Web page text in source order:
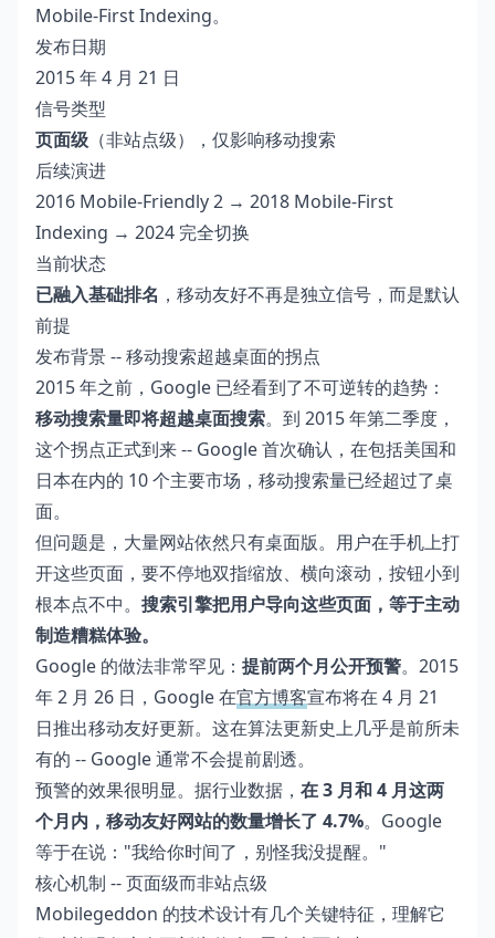
Mobile-First Indexing。
发布日期
2015 年 4 月 21 日
信号类型
页面级 （非站点级），仅影响移动搜索
后续演进
2016 Mobile-Friendly 2 → 2018 Mobile-First
Indexing → 2024 完全切换
当前状态
已融入基础排名 ，移动友好不再是独立信号，而是默认
前提
发布背景 -- 移动搜索超越桌面的拐点
2015 年之前，Google 已经看到了不可逆转的趋势：
移动搜索量即将超越桌面搜索。到 2015 年第二季度，
这个拐点正式到来 -- Google 首次确认，在包括美国和
日本在内的 10 个主要市场，移动搜索量已经超过了桌
面。
但问题是，大量网站依然只有桌面版。用户在手机上打
开这些页面，要不停地双指缩放、横向滚动，按钮小到
根本点不中。 搜索引擎把用户导向这些页面，等于主动
制造糟糕体验。
Google 的做法非常罕见： 提前两个月公开预警。2015
年 2 月 26 日，Google 在官方博客宣布将在 4 月 21
日推出移动友好更新。这在算法更新史上几乎是前所未
有的 -- Google 通常不会提前剧透。
预警的效果很明显。据行业数据， 在 3 月和 4 月这两
个月内，移动友好网站的数量增长了 4.7%。Google
等于在说："我给你时间了，别怪我没提醒。"
核心机制 -- 页面级而非站点级
Mobilegeddon 的技术设计有几个关键特征，理解它